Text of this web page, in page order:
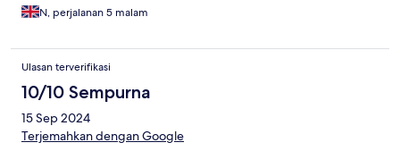
N, perjalanan 5 malam
Ulasan terverifikasi
10/10 Sempurna
15 Sep 2024
Terjemahkan dengan Google